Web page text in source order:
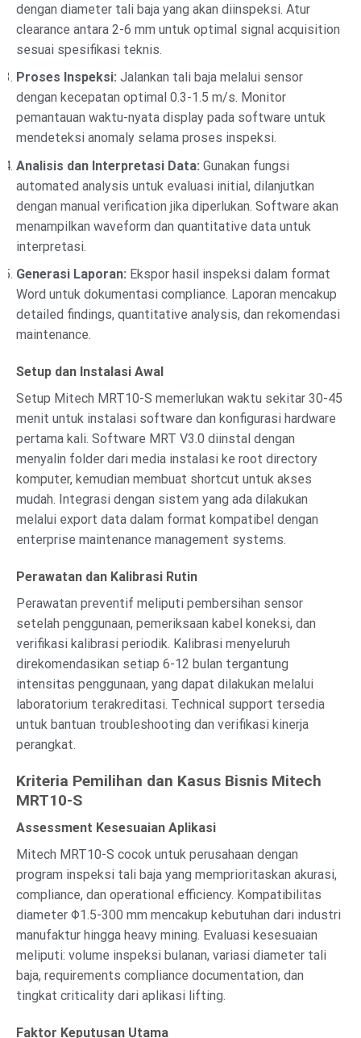
dengan diameter tali baja yang akan diinspeksi. Atur
clearance antara 2-6 mm untuk optimal signal acquisition
sesuai spesifikasi teknis.
Proses Inspeksi: Jalankan tali baja melalui sensor
dengan kecepatan optimal 0.3-1.5 m/s. Monitor
pemantauan waktu-nyata display pada software untuk
mendeteksi anomaly selama proses inspeksi.
Analisis dan Interpretasi Data: Gunakan fungsi
automated analysis untuk evaluasi initial, dilanjutkan
dengan manual verification jika diperlukan. Software akan
menampilkan waveform dan quantitative data untuk
interpretasi.
Generasi Laporan: Ekspor hasil inspeksi dalam format
Word untuk dokumentasi compliance. Laporan mencakup
detailed findings, quantitative analysis, dan rekomendasi
maintenance.
Setup dan Instalasi Awal
Setup Mitech MRT10-S memerlukan waktu sekitar 30-45
menit untuk instalasi software dan konfigurasi hardware
pertama kali. Software MRT V3.0 diinstal dengan
menyalin folder dari media instalasi ke root directory
komputer, kemudian membuat shortcut untuk akses
mudah. Integrasi dengan sistem yang ada dilakukan
melalui export data dalam format kompatibel dengan
enterprise maintenance management systems.
Perawatan dan Kalibrasi Rutin
Perawatan preventif meliputi pembersihan sensor
setelah penggunaan, pemeriksaan kabel koneksi, dan
verifikasi kalibrasi periodik. Kalibrasi menyeluruh
direkomendasikan setiap 6-12 bulan tergantung
intensitas penggunaan, yang dapat dilakukan melalui
laboratorium terakreditasi. Technical support tersedia
untuk bantuan troubleshooting dan verifikasi kinerja
perangkat.
Kriteria Pemilihan dan Kasus Bisnis Mitech
MRT10-S
Assessment Kesesuaian Aplikasi
Mitech MRT10-S cocok untuk perusahaan dengan
program inspeksi tali baja yang memprioritaskan akurasi,
compliance, dan operational efficiency. Kompatibilitas
diameter Φ1.5-300 mm mencakup kebutuhan dari industri
manufaktur hingga heavy mining. Evaluasi kesesuaian
meliputi: volume inspeksi bulanan, variasi diameter tali
baja, requirements compliance documentation, dan
tingkat criticality dari aplikasi lifting.
Faktor Keputusan Utama